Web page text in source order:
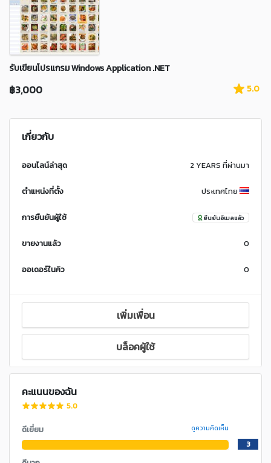
รับเขียนโปรแกรม Windows Application .NET
฿3,000 5.0
เกี่ยวกับ
ออนไลน์ล่าสุด 2 YEARS ที่ผ่านมา
ตำแหน่งที่ตั้ง ประเทศไทย
การยืนยันผู้ใช้ ยืนยันอีเมลแล้ว
ขายงานแล้ว 0
ออเดอร์ในคิว 0
เพิ่มเพื่อน
บล็อคผู้ใช้
คะแนนของฉัน
5.0
ดีเยี่ยม ดูความคิดเห็น
3